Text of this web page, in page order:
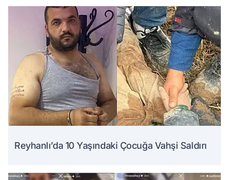
Reyhanlı’da 10 Yaşındaki Çocuğa Vahşi Saldırı